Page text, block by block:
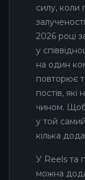
силу, коли
2026 році
у
на один
повторює
постів,
чином.
у той
кілька
У Reels та
можна